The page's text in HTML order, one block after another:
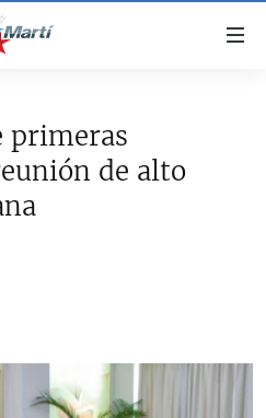
primeras
de alto